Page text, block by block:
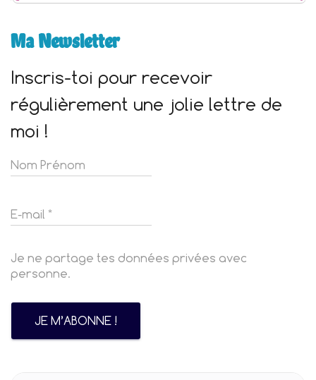
Ma Newsletter
Inscris-toi pour recevoir
régulièrement une jolie lettre de
moi !
Je ne partage tes données privées avec
personne.